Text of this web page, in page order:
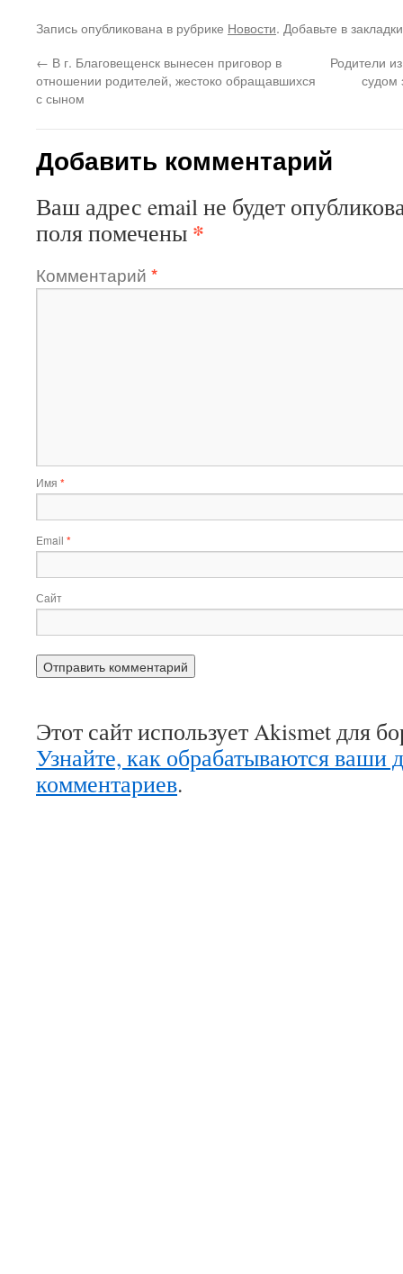
Запись опубликована в рубрике Новости. Добавьте в
← В г. Благовещенск вынесен приговор в
отношении родителей, жестоко обращавшихся
с сыном
Родители
судом
Добавить комментарий
Ваш адрес email не будет
поля помечены *
Комментарий *
Имя *
Email *
Сайт
Этот сайт использует Akismet для
Узнайте, как обрабатываются ваши
комментариев.